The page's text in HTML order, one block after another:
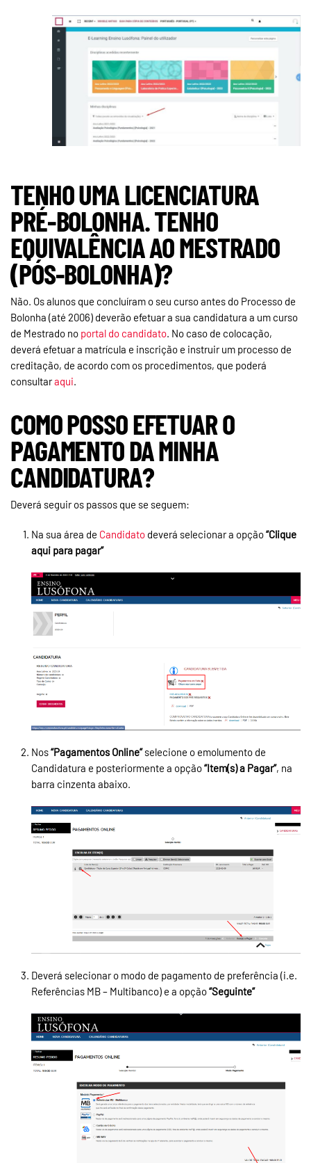
TENHO UMA LICENCIATURA
PRÉ-BOLONHA. TENHO
EQUIVALÊNCIA AO MESTRADO
(PÓS-BOLONHA)?
Não. Os alunos que concluíram o seu curso antes do Processo de
Bolonha (até 2006) deverão efetuar a sua candidatura a um curso
de Mestrado no portal do candidato. No caso de colocação,
deverá efetuar a matrícula e inscrição e instruir um processo de
creditação, de acordo com os procedimentos, que poderá
consultaraqui.
COMO POSSO EFETUAR O
PAGAMENTO DA MINHA
CANDIDATURA?
Deverá seguir os passos que se seguem:
Na sua área de Candidato deverá selecionar a opção“Clique
aqui para pagar”
Nos“Pagamentos Online”selecione o emolumento de
Candidatura e posteriormente a opção“Item(s) a Pagar”, na
barra cinzenta abaixo.
Deverá selecionar o modo de pagamento de preferência (i.e.
Referências MB – Multibanco) e a opção“Seguinte”